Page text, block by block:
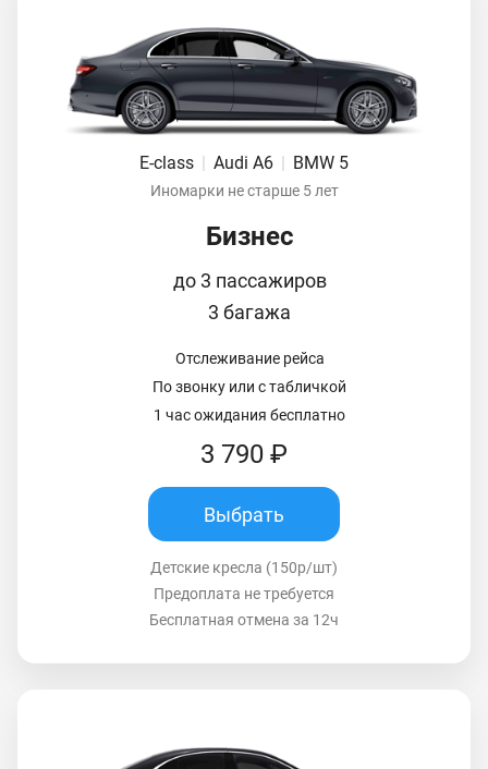
E-class | Audi A6 | BMW 5
Иномарки не старше 5 лет
Бизнес
до 3 пассажиров
3 багажа
Отслеживание рейса
По звонку или с табличкой
1 час ожидания бесплатно
3 790 ₽
Выбрать
Детские кресла (150р/шт)
Предоплата не требуется
Бесплатная отмена за 12ч